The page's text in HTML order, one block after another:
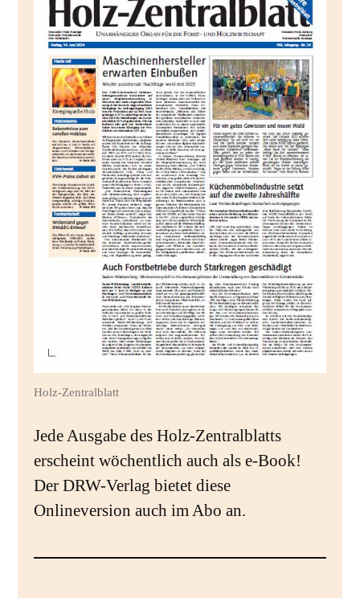
Holz-Zentralblatt
Jede Ausgabe des Holz-Zentralblatts
erscheint wöchentlich auch als e-Book!
Der DRW-Verlag bietet diese
Onlineversion auch im Abo an.